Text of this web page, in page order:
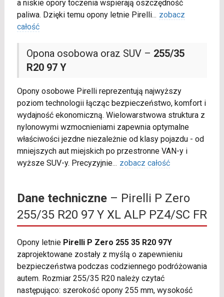
a niskie opory toczenia wspierają oszczędność
paliwa. Dzięki temu opony letnie Pirelli... zobacz
całość
Opona osobowa oraz SUV – 255/35
R20 97 Y
Opony osobowe Pirelli reprezentują najwyższy
poziom technologii łącząc bezpieczeństwo, komfort i
wydajność ekonomiczną. Wielowarstwowa struktura z
nylonowymi wzmocnieniami zapewnia optymalne
właściwości jezdne niezależnie od klasy pojazdu - od
mniejszych aut miejskich po przestronne VAN-y i
wyższe SUV-y. Precyzyjnie... zobacz całość
Dane techniczne– Pirelli P Zero
255/35 R20 97 Y XL ALP PZ4/SC FR
Opony letnie Pirelli P Zero 255 35 R20 97Y
zaprojektowane zostały z myślą o zapewnieniu
bezpieczeństwa podczas codziennego podróżowania
autem. Rozmiar 255/35 R20 należy czytać
następująco: szerokość opony 255 mm, wysokość